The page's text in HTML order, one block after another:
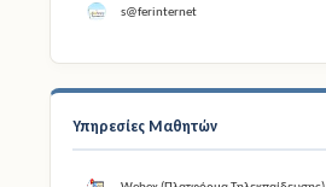
s@ferinternet
Υπηρεσίες Μαθητών